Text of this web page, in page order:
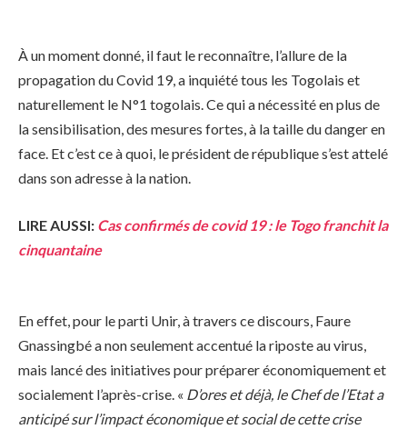
À un moment donné, il faut le reconnaître, l’allure de la
propagation du Covid 19, a inquiété tous les Togolais et
naturellement le N°1 togolais. Ce qui a nécessité en plus de
la sensibilisation, des mesures fortes, à la taille du danger en
face. Et c’est ce à quoi, le président de république s’est attelé
dans son adresse à la nation.
LIRE AUSSI: Cas confirmés de covid 19 : le Togo franchit la
cinquantaine
En effet, pour le parti Unir, à travers ce discours, Faure
Gnassingbé a non seulement accentué la riposte au virus,
mais lancé des initiatives pour préparer économiquement et
socialement l’après-crise. « D’ores et déjà, le Chef de l’Etat a
anticipé sur l’impact économique et social de cette crise